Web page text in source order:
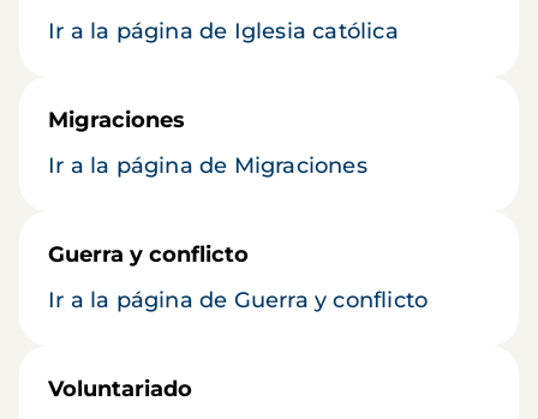
Ir a la página de Iglesia católica
Migraciones
Ir a la página de Migraciones
Guerra y conflicto
Ir a la página de Guerra y conflicto
Voluntariado